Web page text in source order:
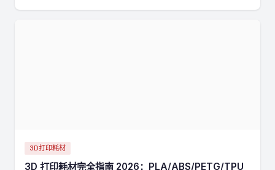
3D打印耗材
3D 打印耗材完全指南 2026：PLA/ABS/PETG/TPU